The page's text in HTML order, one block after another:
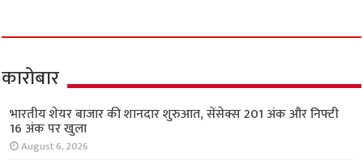
कारोबार
भारतीय शेयर बाजार की शानदार शुरुआत, सेंसेक्स 201 अंक और निफ्टी
16 अंक पर खुला
August 6, 2026